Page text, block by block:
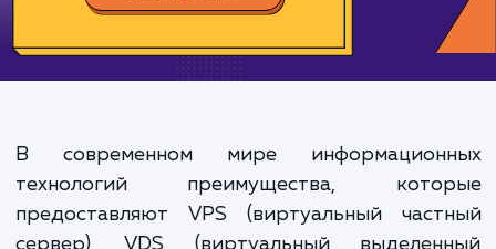
Цена:
*Каждый заказ индивидуален. Указаны средние значения цены и срока.
ЗАКАЗАТЬ УСЛУГУ
В современном мире